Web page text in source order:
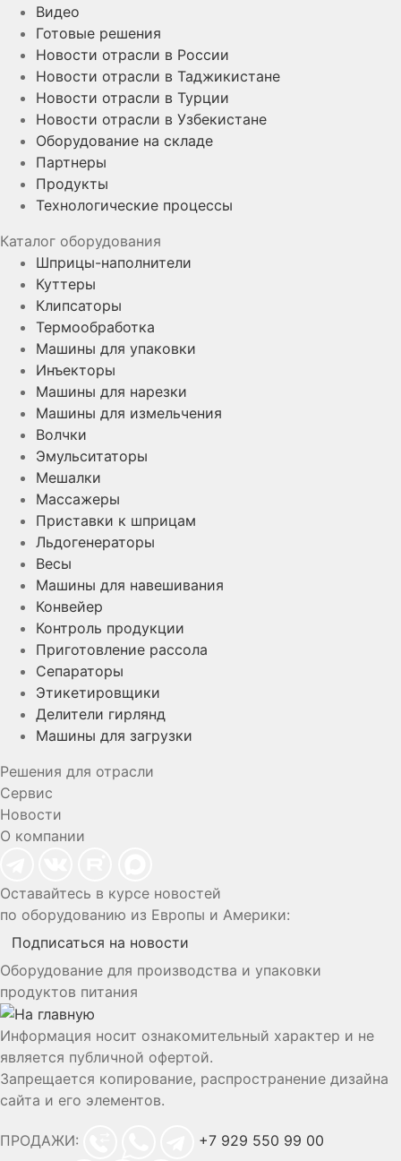
Видео
Готовые решения
Новости отрасли в России
Новости отрасли в Таджикистане
Новости отрасли в Турции
Новости отрасли в Узбекистане
Оборудование на складе
Партнеры
Продукты
Технологические процессы
Каталог оборудования
Шприцы-наполнители
Куттеры
Клипсаторы
Термообработка
Машины для упаковки
Инъекторы
Машины для нарезки
Машины для измельчения
Волчки
Эмульситаторы
Мешалки
Массажеры
Приставки к шприцам
Льдогенераторы
Весы
Машины для навешивания
Конвейер
Контроль продукции
Приготовление рассола
Сепараторы
Этикетировщики
Делители гирлянд
Машины для загрузки
Решения для отрасли
Сервис
Новости
О компании
Оставайтесь в курсе новостей
по оборудованию из Европы и Америки:
Подписаться на новости
Оборудование для производства и упаковки
продуктов питания
Информация носит ознакомительный характер и не
является публичной офертой.
Запрещается копирование, распространение дизайна
сайта и его элементов.
ПРОДАЖИ: +7 929 550 99 00